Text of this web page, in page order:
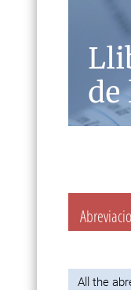
de
All the